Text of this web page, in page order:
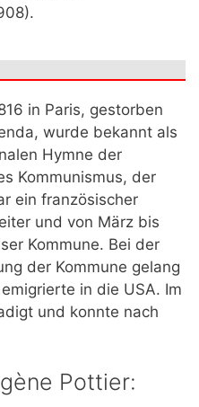
in Paris, gestorben
wurde bekannt als
Hymne der
Kommunismus, der
ein französischer
und von März bis
Kommune. Bei der
der Kommune gelang
in die USA. Im
und konnte nach
Pottier: